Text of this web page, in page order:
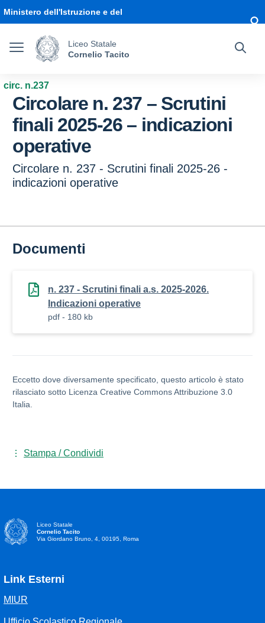
Ministero dell'Istruzione e del
Liceo Statale
Cornelio Tacito
circ. n.237
Circolare n. 237 – Scrutini
finali 2025-26 – indicazioni
operative
Circolare n. 237 - Scrutini finali 2025-26 -
indicazioni operative
Documenti
n. 237 - Scrutini finali a.s. 2025-2026.
Indicazioni operative
pdf - 180 kb
Eccetto dove diversamente specificato, questo articolo è stato
rilasciato sotto Licenza Creative Commons Attribuzione 3.0
Italia.
Stampa / Condividi
Liceo Statale
Cornelio Tacito
Via Giordano Bruno, 4, 00195, Roma
Link Esterni
MIUR